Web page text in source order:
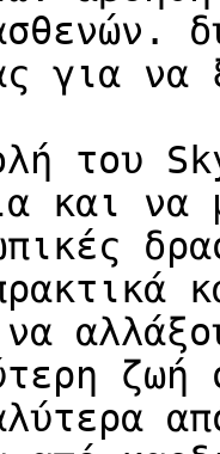
για να
του
και να
να